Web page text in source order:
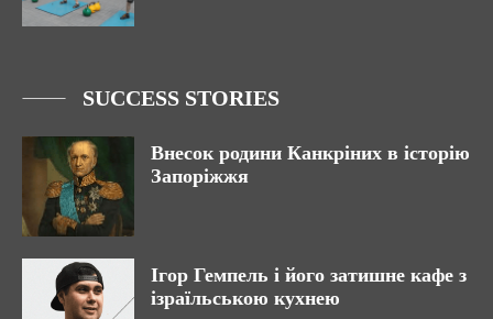
SUCCESS STORIES
Внесок родини Канкріних в історію
Запоріжжя
Ігор Гемпель і його затишне кафе з
ізраїльською кухнею